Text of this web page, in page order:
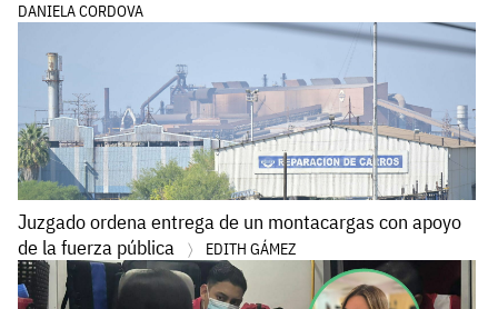
DANIELA CORDOVA
Juzgado ordena entrega de un montacargas con apoyo
de la fuerza pública
EDITH GÁMEZ